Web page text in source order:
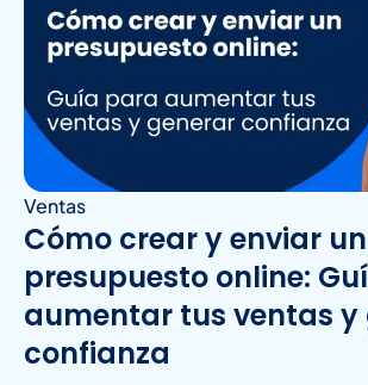
Ventas
Cómo crear y enviar un
presupuesto online:
aumentar tus ventas y
confianza